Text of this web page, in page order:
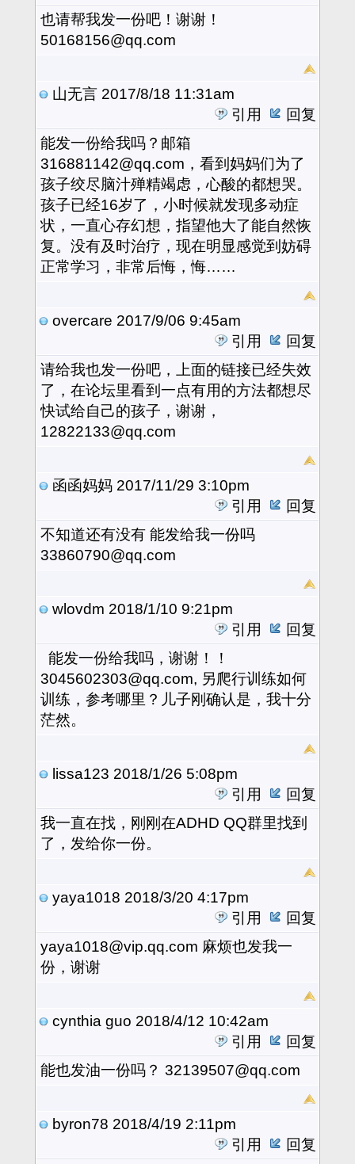
也请帮我发一份吧！谢谢！
50168156@qq.com
山无言 2017/8/18 11:31am
引用
回复
能发一份给我吗？邮箱
316881142@qq.com，看到妈妈们为了
孩子绞尽脑汁殚精竭虑，心酸的都想哭。
孩子已经16岁了，小时候就发现多动症
状，一直心存幻想，指望他大了能自然恢
复。没有及时治疗，现在明显感觉到妨碍
正常学习，非常后悔，悔……
overcare 2017/9/06 9:45am
引用
回复
请给我也发一份吧，上面的链接已经失效
了，在论坛里看到一点有用的方法都想尽
快试给自己的孩子，谢谢，
12822133@qq.com
函函妈妈 2017/11/29 3:10pm
引用
回复
不知道还有没有 能发给我一份吗
33860790@qq.com
wlovdm 2018/1/10 9:21pm
引用
回复
能发一份给我吗，谢谢！！
3045602303@qq.com, 另爬行训练如何
训练，参考哪里？儿子刚确认是，我十分
茫然。
lissa123 2018/1/26 5:08pm
引用
回复
我一直在找，刚刚在ADHD QQ群里找到
了，发给你一份。
yaya1018 2018/3/20 4:17pm
引用
回复
yaya1018@vip.qq.com 麻烦也发我一
份，谢谢
cynthia guo 2018/4/12 10:42am
引用
回复
能也发油一份吗？ 32139507@qq.com
byron78 2018/4/19 2:11pm
引用
回复